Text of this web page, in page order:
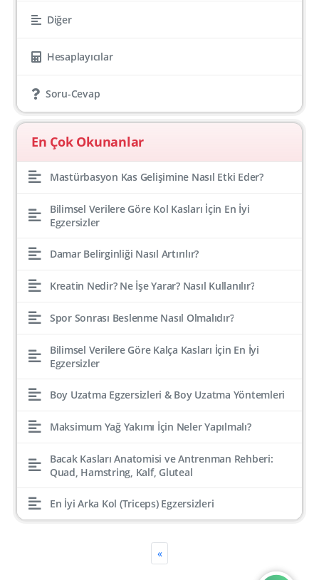
Diğer
Hesaplayıcılar
Soru-Cevap
En Çok Okunanlar
Mastürbasyon Kas Gelişimine Nasıl Etki Eder?
Bilimsel Verilere Göre Kol Kasları İçin En İyi
Egzersizler
Damar Belirginliği Nasıl Artırılır?
Kreatin Nedir? Ne İşe Yarar? Nasıl Kullanılır?
Spor Sonrası Beslenme Nasıl Olmalıdır?
Bilimsel Verilere Göre Kalça Kasları İçin En İyi
Egzersizler
Boy Uzatma Egzersizleri & Boy Uzatma Yöntemleri
Maksimum Yağ Yakımı İçin Neler Yapılmalı?
Bacak Kasları Anatomisi ve Antrenman Rehberi:
Quad, Hamstring, Kalf, Gluteal
En İyi Arka Kol (Triceps) Egzersizleri
«